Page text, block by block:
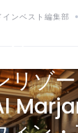
インベスト編集部
ブ首
リゾ